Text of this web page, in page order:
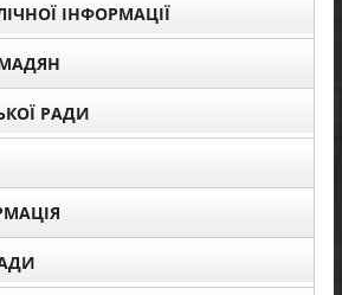
ІНФОРМАЦІЇ
РАДИ